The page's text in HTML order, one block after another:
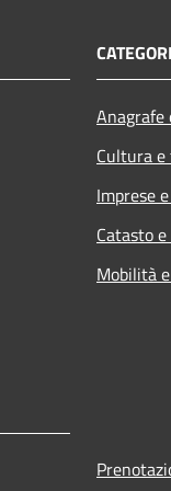
Cultura
Imprese
Catasto
Mobilità